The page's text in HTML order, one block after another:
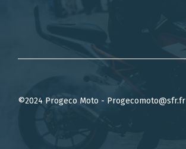
©2024 Progeco Moto - Progecomoto@sfr.fr